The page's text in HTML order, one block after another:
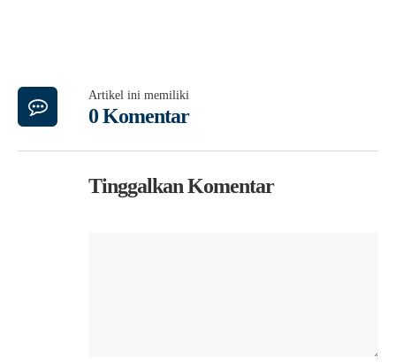
Artikel ini memiliki
0 Komentar
Tinggalkan Komentar